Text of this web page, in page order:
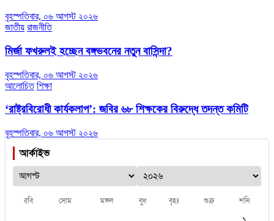
বৃহস্পতিবার, ০৬ আগস্ট ২০২৬
জাতীয় রাজনীতি
মির্জা ফখরুলই হচ্ছেন বঙ্গভবনের নতুন বাসিন্দা?
বৃহস্পতিবার, ০৬ আগস্ট ২০২৬
আলোচিত শিক্ষা
‘রাষ্ট্রবিরোধী কার্যকলাপ’: জবির ৬৮ শিক্ষকের বিরুদ্ধে তদন্ত কমিটি
বৃহস্পতিবার, ০৬ আগস্ট ২০২৬
আর্কাইভ
রবি সোম মঙ্গল বুধ বৃহঃ শুক্র শনি